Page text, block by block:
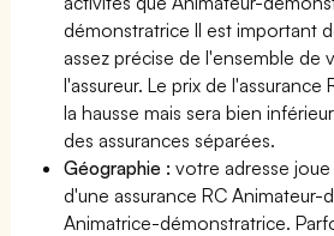
démonstratrice Il est important
assez précise de l'ensemble de
l'assureur. Le prix de l'assurance
la hausse mais sera bien
des assurances séparées.
Géographie :votre adresse
d'une assurance RC
Animatrice-démonstratrice.